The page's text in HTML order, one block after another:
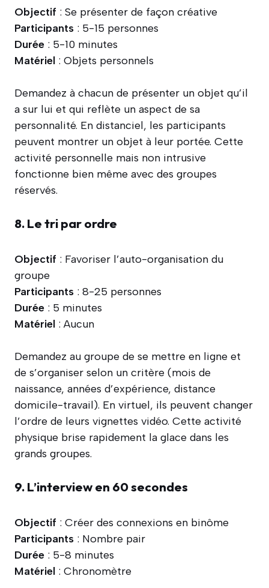
Objectif : Se présenter de façon créative
Participants : 5-15 personnes
Durée : 5-10 minutes
Matériel : Objets personnels
Demandez à chacun de présenter un objet qu’il
a sur lui et qui reflète un aspect de sa
personnalité. En distanciel, les participants
peuvent montrer un objet à leur portée. Cette
activité personnelle mais non intrusive
fonctionne bien même avec des groupes
réservés.
8. Le tri par ordre
Objectif : Favoriser l’auto-organisation du
groupe
Participants : 8-25 personnes
Durée : 5 minutes
Matériel : Aucun
Demandez au groupe de se mettre en ligne et
de s’organiser selon un critère (mois de
naissance, années d’expérience, distance
domicile-travail). En virtuel, ils peuvent changer
l’ordre de leurs vignettes vidéo. Cette activité
physique brise rapidement la glace dans les
grands groupes.
9. L’interview en 60 secondes
Objectif : Créer des connexions en binôme
Participants : Nombre pair
Durée : 5-8 minutes
Matériel : Chronomètre